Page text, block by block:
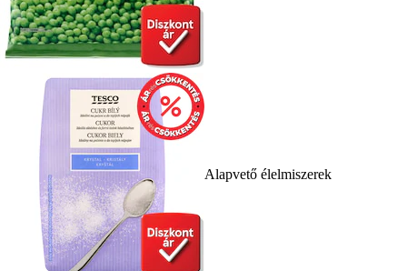
Alapvető élelmiszerek